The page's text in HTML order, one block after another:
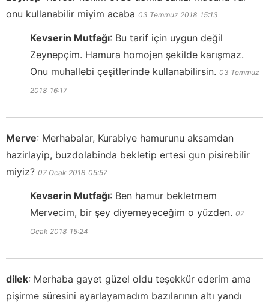
onu kullanabilir miyim acaba 03 Temmuz 2018 15:13
Kevserin Mutfağı: Bu tarif için uygun değil
Zeynepçim. Hamura homojen şekilde karışmaz.
Onu muhallebi çeşitlerinde kullanabilirsin. 03 Temmuz
2018 16:17
Merve: Merhabalar, Kurabiye hamurunu aksamdan
hazirlayip, buzdolabinda bekletip ertesi gun pisirebilir
miyiz? 07 Ocak 2018 05:57
Kevserin Mutfağı: Ben hamur bekletmem
Mervecim, bir şey diyemeyeceğim o yüzden. 07
Ocak 2018 15:24
dilek: Merhaba gayet güzel oldu teşekkür ederim ama
pişirme süresini ayarlayamadım bazılarının altı yandı